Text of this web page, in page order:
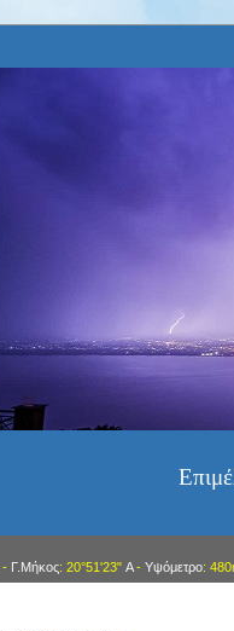
Γ.Μήκος: 20°51'23" Α- Υψόμετρο: